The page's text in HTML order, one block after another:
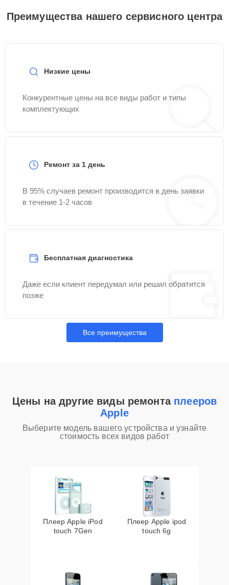
Преимущества нашего сервисного центра
Низкие цены
Конкурентные цены на все виды работ и типы
комплектующих
Ремонт за 1 день
В 95% случаев ремонт производится в день заявки
в течение 1-2 часов
Бесплатная диагностика
Даже если клиент передумал или решил обратится
позже
Все преимущества
Цены на другие виды ремонта плееров
Apple
Выберите модель вашего устройства и узнайте
стоимость всех видов работ
Плеер Apple iPod
touch 7Gen
Плеер Apple ipod
touch 6g